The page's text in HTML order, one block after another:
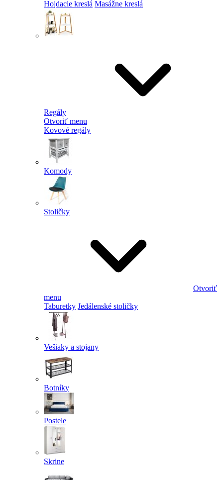
Hojdacie kreslá Masážne kreslá
Regály
Otvoriť menu
Kovové regály
Komody
Stoličky
Otvoriť
menu
Taburetky Jedálenské stoličky
Vešiaky a stojany
Botníky
Postele
Skrine